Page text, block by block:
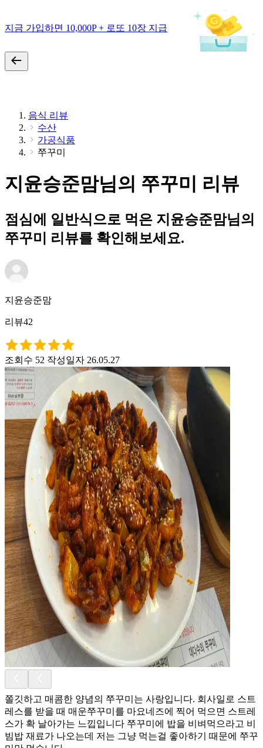
지금 가입하면 10,000P + 로또 10장 지급
음식 리뷰
수산
가공식품
쭈꾸미
지윤승준맘님의 쭈꾸미 리뷰
점심에 일반식으로 먹은 지윤승준맘님의
쭈꾸미 리뷰를 확인해보세요.
지윤승준맘
리뷰42
조회수 52 작성일자 26.05.27
쫄깃하고 매콤한 양념의 쭈꾸미는 사랑입니다. 회사일로 스트
레스를 받을 때 매운쭈꾸미를 마요네즈에 찍어 먹으면 스트레
스가 확 날아가는 느낍입니다 쭈꾸미에 밥을 비벼먹으라고 비
빔밥 재료가 나오는데 저는 그냥 먹는걸 좋아하기 때문에 쭈꾸